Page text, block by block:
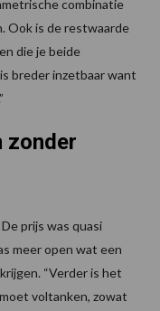
combinatie
Ook is de restwaarde
die je beide
breder inzetbaar want
zonder
prijs was quasi
meer open wat een
“Verder is het
voltanken, zowat